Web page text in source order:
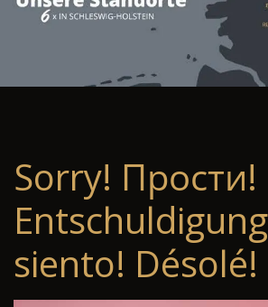
Sorry! Прости!
siento! Désolé!